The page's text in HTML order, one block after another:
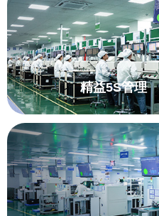
精益5S管理